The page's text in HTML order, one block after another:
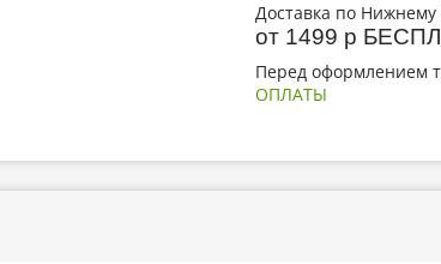
Доставка по Нижнему
от 1499 р
Перед оформлением
ОПЛАТЫ